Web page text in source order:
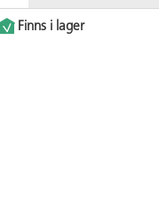
Finns i lager